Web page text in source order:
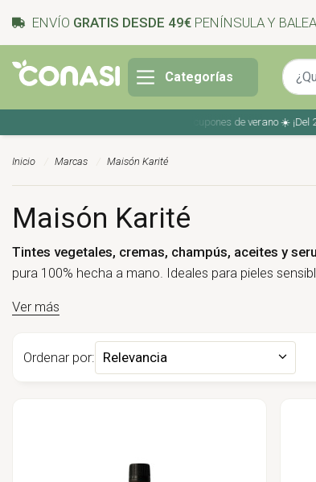
ENVÍO GRATIS DESDE 49€ PENÍNSULA Y
Categorías
Ahorra en tu compra con los cupones de verano ☀️ ¡Del 27
Inicio Marcas Maisón Karité
Maisón Karité
Tintes vegetales, cremas, champús, aceites y
pura 100% hecha a mano. Ideales para pieles
Ver más
Ordenar por: Relevancia